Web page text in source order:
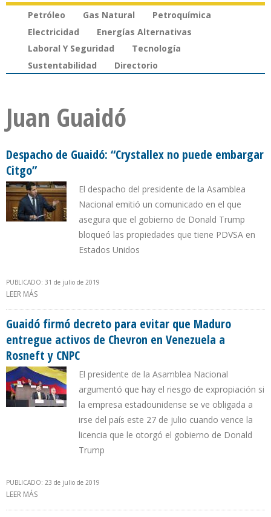
Petróleo Gas Natural
Petroquímica
Electricidad
Energías Alternativas
Laboral Y Seguridad
Tecnología
Sustentabilidad
Directorio
Juan Guaidó
Despacho de Guaidó: “Crystallex no puede embargar
Citgo”
El despacho del presidente de la Asamblea
Nacional emitió un comunicado en el que
asegura que el gobierno de Donald Trump
bloqueó las propiedades que tiene PDVSA en
Estados Unidos
PUBLICADO: 31 de julio de 2019
LEER MÁS
Guaidó firmó decreto para evitar que Maduro
entregue activos de Chevron en Venezuela a
Rosneft y CNPC
El presidente de la Asamblea Nacional
argumentó que hay el riesgo de expropiación si
la empresa estadounidense se ve obligada a
irse del país este 27 de julio cuando vence la
licencia que le otorgó el gobierno de Donald
Trump
PUBLICADO: 23 de julio de 2019
LEER MÁS